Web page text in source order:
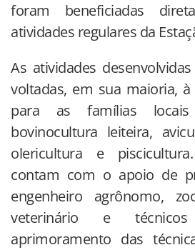
foram beneficiadas
atividades regulares da
As atividades
voltadas, em sua maioria,
para as famílias
bovinocultura leiteira,
olericultura e
contam com o apoio de
engenheiro agrônomo,
veterinário e
aprimoramento das